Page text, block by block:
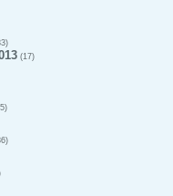
(17)